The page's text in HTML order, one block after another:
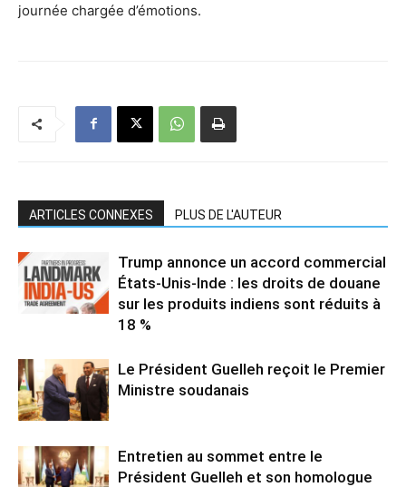
journée chargée d’émotions.
ARTICLES CONNEXES PLUS DE L'AUTEUR
Trump annonce un accord commercial
États-Unis-Inde : les droits de douane
sur les produits indiens sont réduits à
18 %
Le Président Guelleh reçoit le Premier
Ministre soudanais
Entretien au sommet entre le
Président Guelleh et son homologue